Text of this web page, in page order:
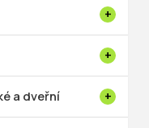
a dveřní